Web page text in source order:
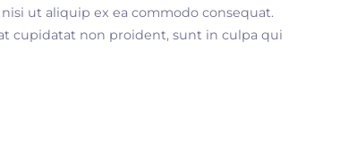
ut aliquip ex ea commodo consequat.
cupidatat non proident, sunt in culpa qui